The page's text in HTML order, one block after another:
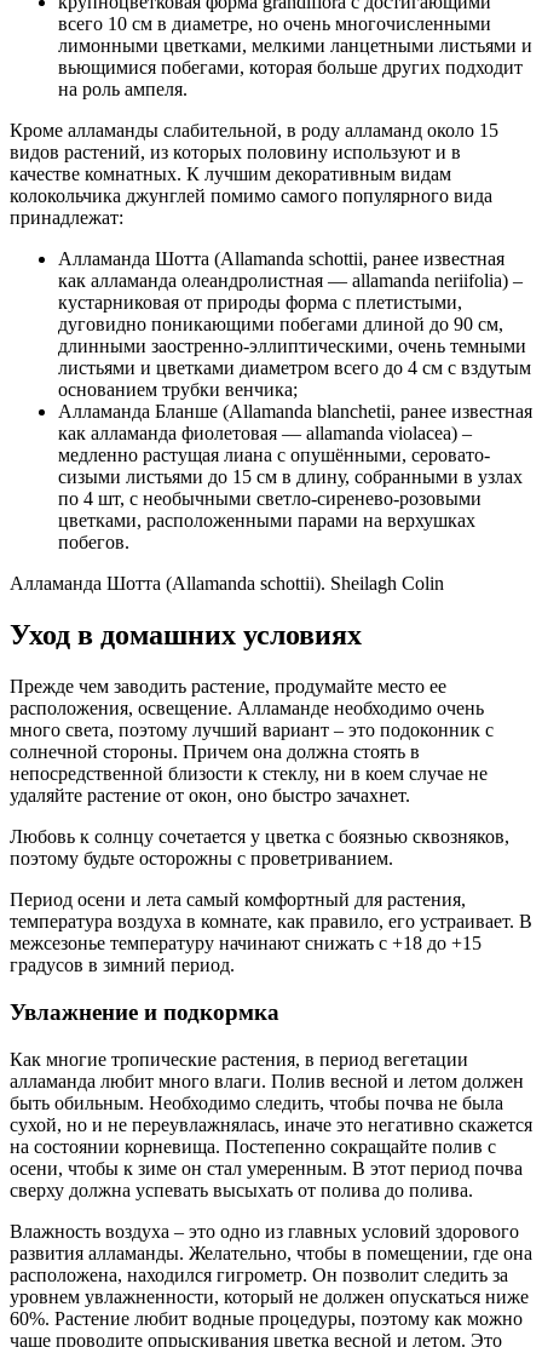
всего 10 см в диаметре, но очень многочисленными
лимонными цветками, мелкими ланцетными листьями и
вьющимися побегами, которая больше других подходит
на роль ампеля.
Кроме алламанды слабительной, в роду алламанд около 15
видов растений, из которых половину используют и в
качестве комнатных. К лучшим декоративным видам
колокольчика джунглей помимо самого популярного вида
принадлежат:
Алламанда Шотта (Allamanda schottii, ранее известная
как алламанда олеандролистная — allamanda neriifolia) –
кустарниковая от природы форма с плетистыми,
дуговидно поникающими побегами длиной до 90 см,
длинными заостренно-эллиптическими, очень темными
листьями и цветками диаметром всего до 4 см с вздутым
основанием трубки венчика;
Алламанда Бланше (Allamanda blanchetii, ранее известная
как алламанда фиолетовая — allamanda violacea) –
медленно растущая лиана с опушёнными, серовато-
сизыми листьями до 15 см в длину, собранными в узлах
по 4 шт, с необычными светло-сиренево-розовыми
цветками, расположенными парами на верхушках
побегов.
Алламанда Шотта (Allamanda schottii). Sheilagh Colin
Уход в домашних условиях
Прежде чем заводить растение, продумайте место ее
расположения, освещение. Алламанде необходимо очень
много света, поэтому лучший вариант – это подоконник с
солнечной стороны. Причем она должна стоять в
непосредственной близости к стеклу, ни в коем случае не
удаляйте растение от окон, оно быстро зачахнет.
Любовь к солнцу сочетается у цветка с боязнью сквозняков,
поэтому будьте осторожны с проветриванием.
Период осени и лета самый комфортный для растения,
температура воздуха в комнате, как правило, его устраивает. В
межсезонье температуру начинают снижать с +18 до +15
градусов в зимний период.
Увлажнение и подкормка
Как многие тропические растения, в период вегетации
алламанда любит много влаги. Полив весной и летом должен
быть обильным. Необходимо следить, чтобы почва не была
сухой, но и не переувлажнялась, иначе это негативно скажется
на состоянии корневища. Постепенно сокращайте полив с
осени, чтобы к зиме он стал умеренным. В этот период почва
сверху должна успевать высыхать от полива до полива.
Влажность воздуха – это одно из главных условий здорового
развития алламанды. Желательно, чтобы в помещении, где она
расположена, находился гигрометр. Он позволит следить за
уровнем увлажненности, который не должен опускаться ниже
60%. Растение любит водные процедуры, поэтому как можно
чаще проводите опрыскивания цветка весной и летом. Это